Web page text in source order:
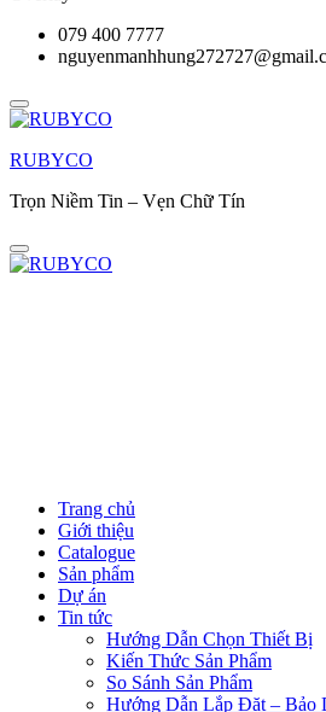
079 400 7777
RUBYCO
Trọn Niềm Tin – Vẹn Chữ Tín
Trang chủ
Giới thiệu
Catalogue
Sản phẩm
Dự án
Tin tức
Hướng Dẫn Chọn Thiết Bị
Kiến Thức Sản Phẩm
So Sánh Sản Phẩm
Hướng Dẫn Lắp Đặt – Bảo